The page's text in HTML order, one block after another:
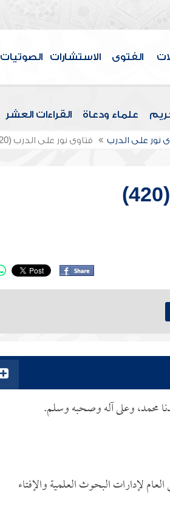
الفتوى الاستشارات الصوتيات
علماء ودعاة القراءات العشر
نور على الدرب فتاوى نور على الدرب (420)
محمد، وعلى آله وصحبه وسلم.
لإدارات البحوث العلمية والإفتاء